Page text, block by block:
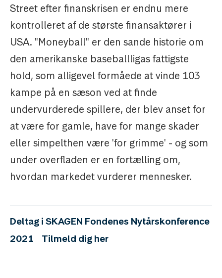
Street efter finanskrisen er endnu mere
kontrolleret af de største finansaktører i
USA. "Moneyball" er den sande historie om
den amerikanske baseballligas fattigste
hold, som alligevel formåede at vinde 103
kampe på en sæson ved at finde
undervurderede spillere, der blev anset for
at være for gamle, have for mange skader
eller simpelthen være 'for grimme' - og som
under overfladen er en fortælling om,
hvordan markedet vurderer mennesker.
Deltag i SKAGEN Fondenes Nytårskonference
2021
Tilmeld dig her